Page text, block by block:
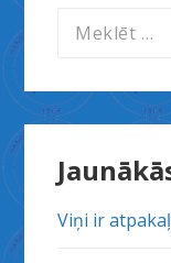
Meklēt:
Viņi ir